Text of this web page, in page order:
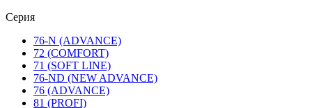
Серия
76-N (ADVANCE)
72 (COMFORT)
71 (SOFT LINE)
76-ND (NEW ADVANCE)
76 (ADVANCE)
81 (PROFI)